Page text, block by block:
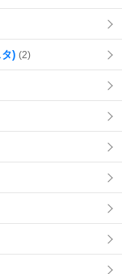
) (2)